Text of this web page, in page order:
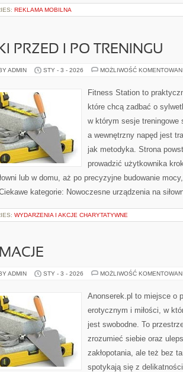
REKLAMA MOBILNA
PRZED I PO TRENINGU
ADMIN STY - 3 - 2026 MOŻLIWOŚĆ
Fitness Station to
które chcą zadbać o
w którym sesje treningowe
a wewnętrzny napęd jest
jak metodyka. Strona
prowadzić użytkownika
lub w domu, aż po precyzyjne budowanie
kategorie: Nowoczesne urządzenia na
WYDARZENIA I AKCJE CHARYTATYWNE
ADMIN STY - 3 - 2026 MOŻLIWOŚĆ
Anonserek.pl to miejsce o
erotycznym i miłości, w
jest swobodne. To
zrozumieć siebie oraz
zakłopotania, ale też bez
spotykają się z